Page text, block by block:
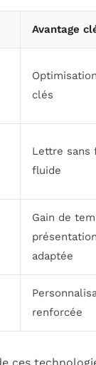
Avantage
clés
Lettre sans
fluide
Gain de
adaptée
renforcée